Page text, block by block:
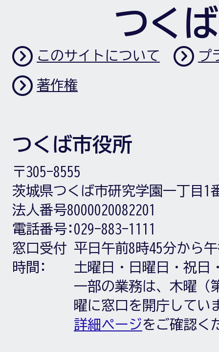
つく
このサイトについて プ
著作権
つくば市役所
〒305-8555
茨城県つくば市研究学園一丁目1
法人番号8000020082201
電話番号: 029-883-1111
窓口受付
時間:
平日午前8時45分から
土曜日・日曜日・祝日
一部の業務は、木曜（
曜に窓口を開庁してい
詳細ページをご確認く